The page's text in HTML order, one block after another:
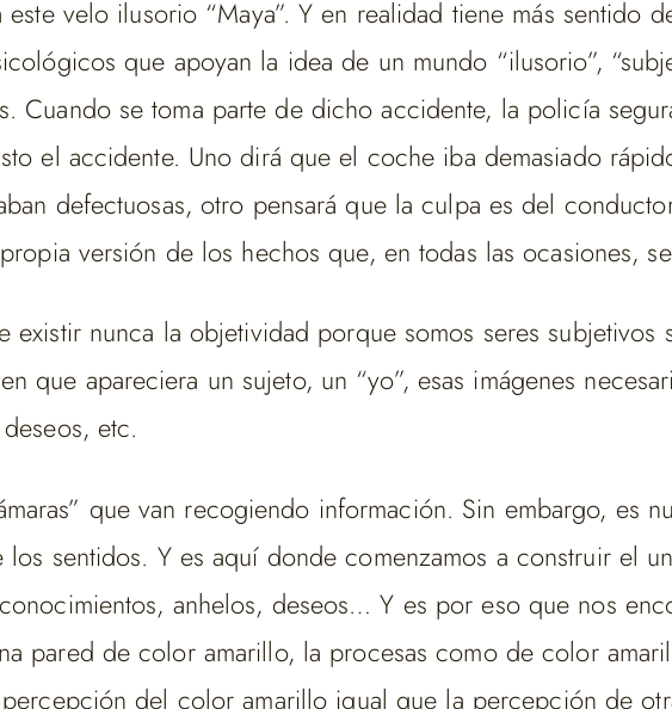
velo ilusorio “Maya”. Y en realidad tiene más sentido
que apoyan la idea de un mundo “ilusorio”,
Cuando se toma parte de dicho accidente, la policía
el accidente. Uno dirá que el coche iba demasiado
defectuosas, otro pensará que la culpa es del
versión de los hechos que, en todas las ocasiones,
existir nunca la objetividad porque somos seres
que apareciera un sujeto, un “yo”, esas imágenes
etc.
que van recogiendo información. Sin embargo, es
sentidos. Y es aquí donde comenzamos a construir el
anhelos, deseos… Y es por eso que nos
pared de color amarillo, la procesas como de color
del color amarillo igual que la percepción de